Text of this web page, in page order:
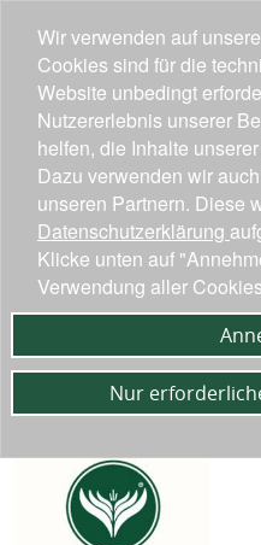
Wir verwenden auf
Cookies sind für die
Website unbedingt
Nutzererlebnis unserer
helfen, die Inhalte
Dazu verwenden wir
unseren Partnern. Diese
Datenschutzerklärung
Klicke unten auf
Verwendung aller
Nur